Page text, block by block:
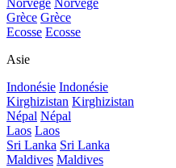
Norvège Norvège
Grèce Grèce
Ecosse Ecosse
Asie
Indonésie Indonésie
Kirghizistan Kirghizistan
Népal Népal
Laos Laos
Sri Lanka Sri Lanka
Maldives Maldives